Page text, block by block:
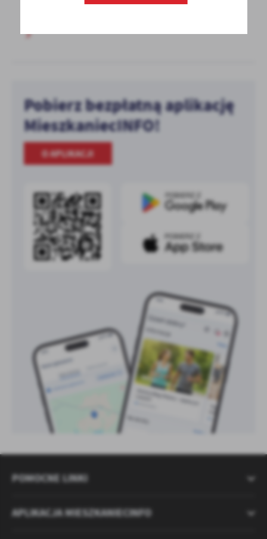
Pobierz bezpłatną aplikację
MieszkaniecINFO!
O APLIKACJI
POMOCNE LINKI
APLIKACJA MIESZKANIECINFO